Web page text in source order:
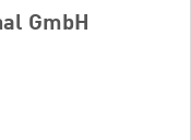
GmbH